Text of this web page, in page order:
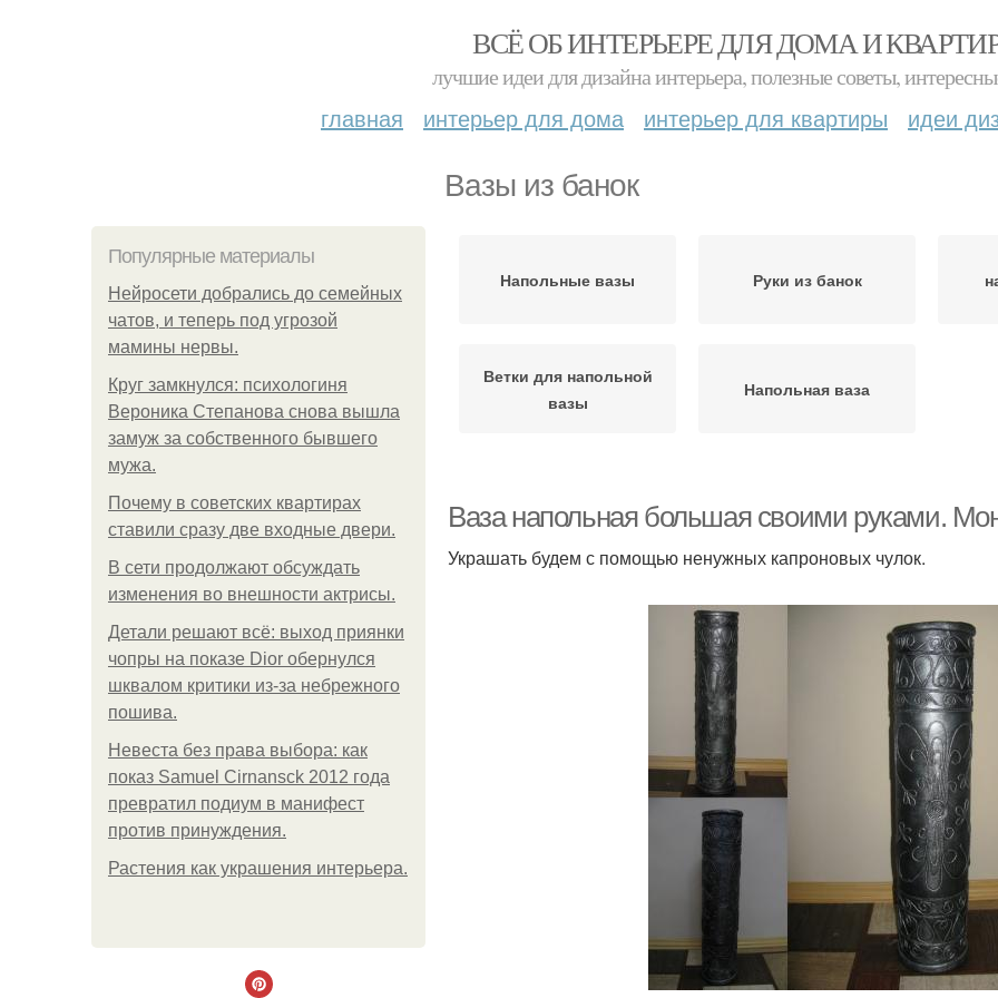
ВСЁ ОБ ИНТЕРЬЕРЕ ДЛЯ ДОМА И
лучшие идеи для дизайна интерьера, полезные советы,
главная интерьер для дома интерьер для квартиры идеи
Вазы из банок
Популярные материалы
Нейросети добрались до семейных
чатов, и теперь под угрозой
мамины нервы.
Круг замкнулся: психологиня
Вероника Степанова снова вышла
замуж за собственного бывшего
мужа.
Почему в советских квартирах
ставили сразу две входные двери.
В сети продолжают обсуждать
изменения во внешности актрисы.
Детали решают всё: выход приянки
чопры на показе Dior обернулся
шквалом критики из-за небрежного
пошива.
Невеста без права выбора: как
показ Samuel Cirnansck 2012 года
превратил подиум в манифест
против принуждения.
Растения как украшения интерьера.
Напольные вазы Руки из банок
Ветки для напольной
вазы
Напольная ваза
Ваза напольная большая своими руками.
Украшать будем с помощью ненужных капроновых чулок.